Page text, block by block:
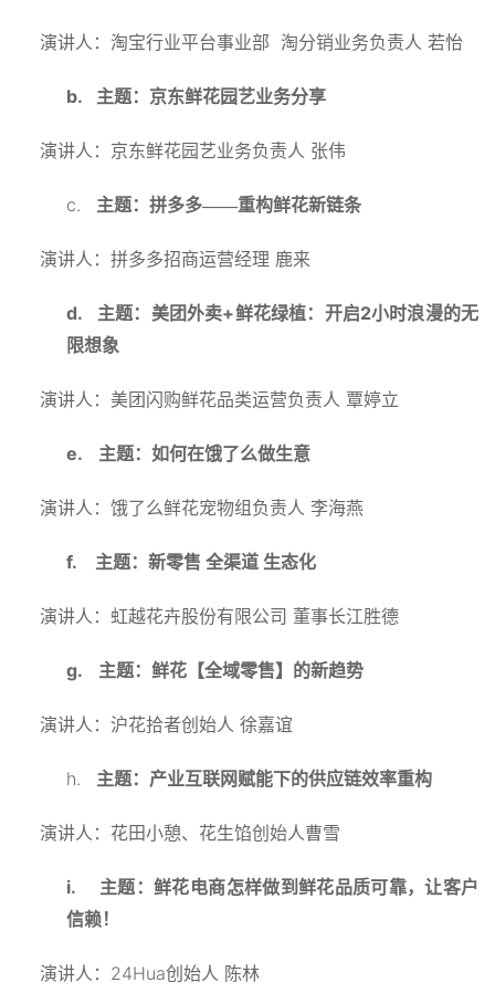
演讲人：淘宝行业平台事业部 淘分销业务负责人 若怡
b. 主题：京东鲜花园艺业务分享
演讲人：京东鲜花园艺业务负责人 张伟
c. 主题：拼多多——重构鲜花新链条
演讲人：拼多多招商运营经理 鹿来
d. 主题：美团外卖+鲜花绿植：开启2小时浪漫的无
限想象
演讲人：美团闪购鲜花品类运营负责人 覃婷立
e. 主题：如何在饿了么做生意
演讲人：饿了么鲜花宠物组负责人 李海燕
f. 主题：新零售 全渠道 生态化
演讲人：虹越花卉股份有限公司 董事长江胜德
g. 主题：鲜花【全域零售】的新趋势
演讲人：沪花拾者创始人 徐嘉谊
h. 主题：产业互联网赋能下的供应链效率重构
演讲人：花田小憩、花生馅创始人曹雪
i.
主题：鲜花电商怎样做到鲜花品质可靠，让客户
信赖！
演讲人： 24Hua创始人 陈林